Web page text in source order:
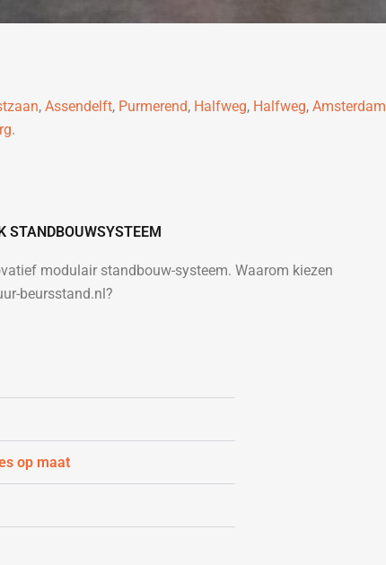
, Assendelft, Purmerend, Halfweg, Halfweg, Amsterdam
.
STANDBOUWSYSTEEM
modulair standbouw-systeem. Waarom kiezen
beursstand.nl?
op maat